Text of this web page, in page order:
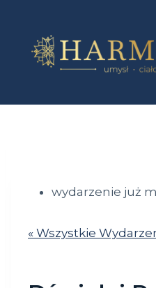
wydarzenie już
« Wszystkie